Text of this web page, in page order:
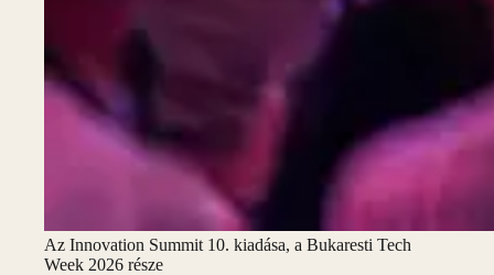
Az Innovation Summit 10. kiadása, a Bukaresti Tech
Week 2026 része